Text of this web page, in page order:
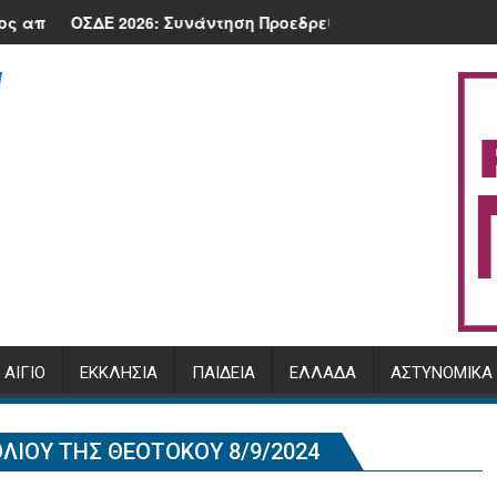
2026 στην πλατεία της Κλειτορίας
προστατεύει.
2026: Συνάντηση Προεδρείου ΕΘΕΑΣ με τον Υπουργό, Μ.
ΑΊΓΙΟ ΕΚΚΛΗΣΊΑ ΠΑΙΔΕΊΑ ΕΛΛΆΔΑ ΑΣΤΥΝΟΜΙΚΆ
ΤΗΣ ΘΕΟΤΌΚΟΥ 8/9/2024